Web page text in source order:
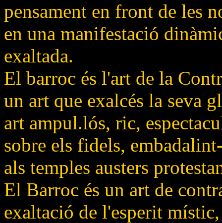
pensament en front de les
en una manifestació
exaltada.
El barroc és l'art de la
un art que exalcés la seva
art ampul.lós, ric,
sobre els fidels,
als temples austers
El Barroc és un art de
exaltació de l'esperit